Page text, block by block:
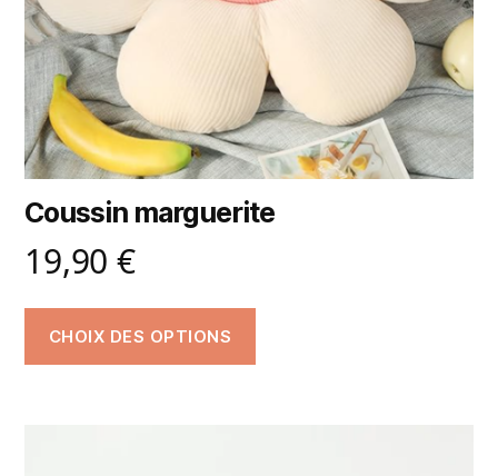
Coussin marguerite
19,90 €
CHOIX DES OPTIONS